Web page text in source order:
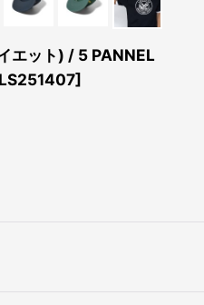
エット) / 5 PANNEL
LS251407]